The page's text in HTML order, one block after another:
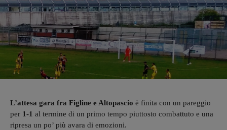
L’attesa gara fra Figline e Altopascio è finita con un pareggio
per 1-1 al termine di un primo tempo piuttosto combattuto e una
ripresa un po’ più avara di emozioni.